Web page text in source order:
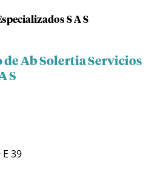
S A S
de Ab Solertia Servicios
S
E 39